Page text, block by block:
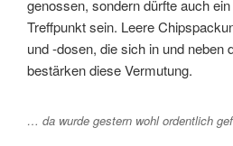
genossen, sondern dürfte auch
Treffpunkt sein. Leere
und -dosen, die sich in und neben
bestärken diese Vermutung.
… da wurde gestern wohl ordentlich